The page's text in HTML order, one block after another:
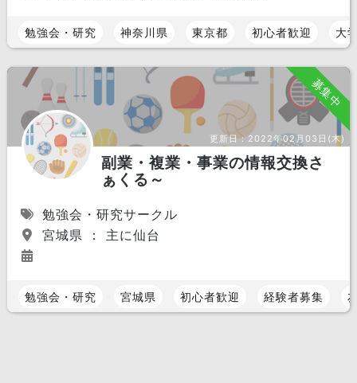
勉強会・研究 神奈川県 東京都 初心者歓迎 大
募集中
更新日：2022年02月03日(木)
副業・複業・事業の情報交換さ
ぁくる～
勉強会・研究サークル
宮城県 ： 主に仙台
勉強会・研究 宮城県 初心者歓迎 経験者募集